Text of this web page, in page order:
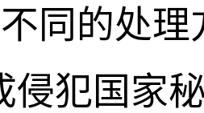
同的处理
侵犯国家